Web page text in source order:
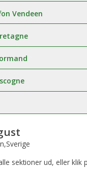
Vendeen
sektioner ud, eller klik